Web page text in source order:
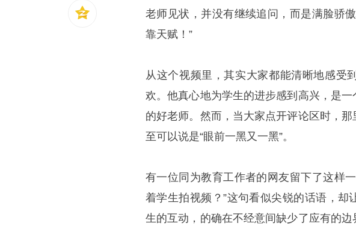
老师见状，并没有继续追问，而是满脸骄
靠天赋！”
从这个视频里，其实大家都能清晰地感受
欢。他真心地为学生的进步感到高兴，是
的好老师。然而，当大家点开评论区时，
至可以说是“眼前一黑又一黑”。
有一位同为教育工作者的网友留下了这样
着学生拍视频？”这句看似尖锐的话语，
生的互动，的确在不经意间缺少了应有的